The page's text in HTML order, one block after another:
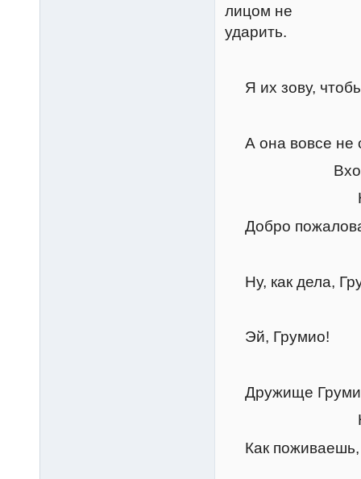
лицом не
ударить.
Я их зову,
А она вовсе не
Входят
Добро
Ну, как дела,
Эй, Грумио!
Дружище
Как поживаешь,